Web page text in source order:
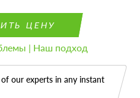
ЦЕНУ
| Наш подход
our experts in any instant